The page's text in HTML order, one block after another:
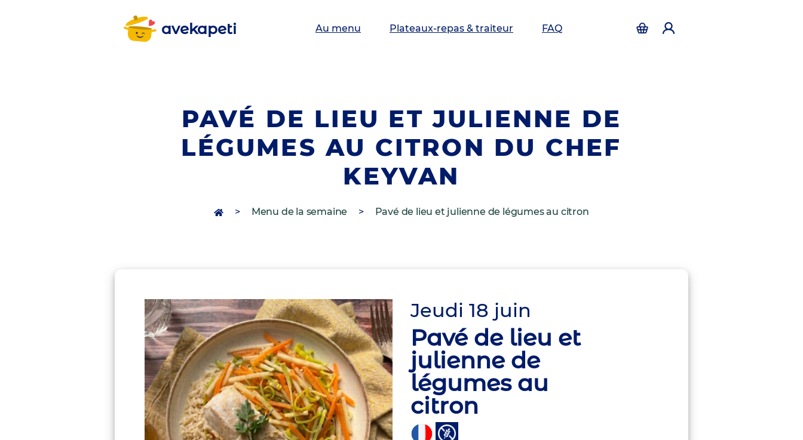
avekapeti Au menu Plateaux-repas & traiteur FAQ
PAVÉ DE LIEU ET JULIENNE DE
LÉGUMES AU CITRON DU CHEF
KEYVAN
> Menu de la semaine > Pavé de lieu et julienne de légumes au citron
Jeudi 18 juin
Pavé de lieu et
julienne de
légumes au
citron